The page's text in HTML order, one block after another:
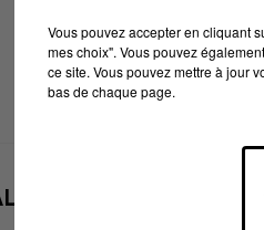
DU 02/06/2025 À
Vous pouvez accepter en cliquant
mes choix". Vous pouvez
ce site. Vous pouvez mettre à jour
bas de chaque page.